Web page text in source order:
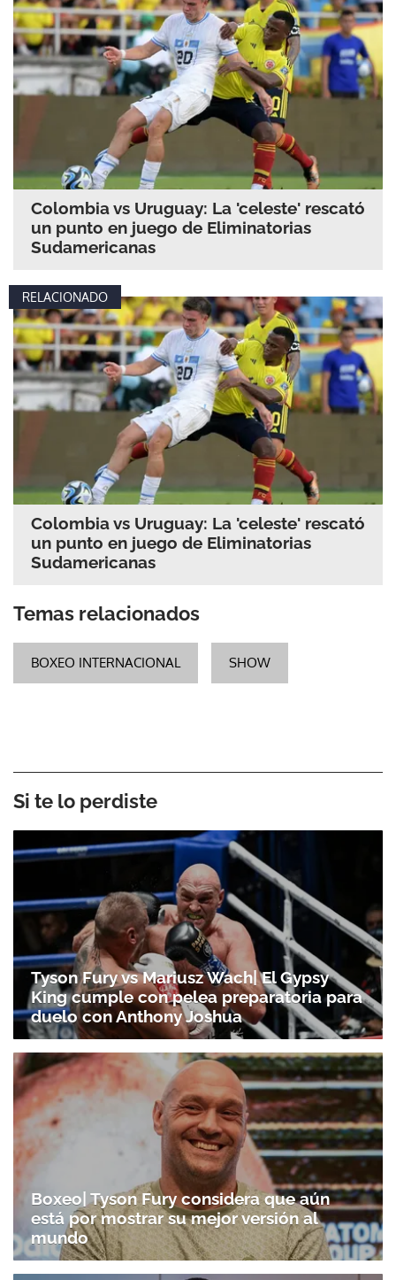
Colombia vs Uruguay: La 'celeste' rescató
un punto en juego de Eliminatorias
Sudamericanas
RELACIONADO
Colombia vs Uruguay: La 'celeste' rescató
un punto en juego de Eliminatorias
Sudamericanas
Temas relacionados
BOXEO INTERNACIONAL SHOW
Si te lo perdiste
Tyson Fury vs Mariusz Wach| El Gypsy
King cumple con pelea preparatoria para
duelo con Anthony Joshua
Boxeo| Tyson Fury considera que aún
está por mostrar su mejor versión al
mundo